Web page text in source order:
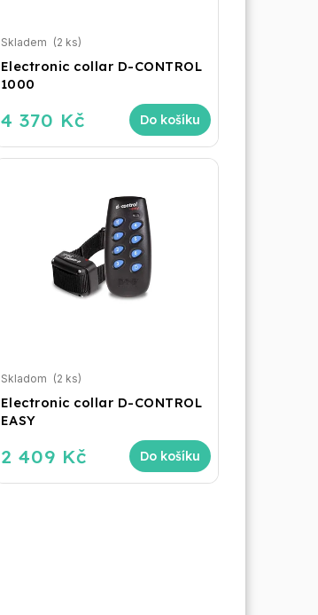
Electronic collar D-CONTROL
1000
Skladem (2 ks)
4 370 Kč Do košíku
Electronic collar D-CONTROL
EASY
Skladom (2 ks)
2 409 Kč Do košíku